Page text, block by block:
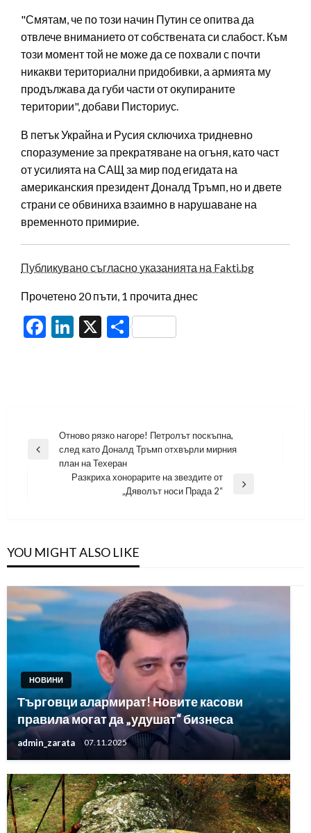
"Смятам, че по този начин Путин се опитва да
отвлече вниманието от собствената си слабост. Към
този момент той не може да се похвали с почти
никакви териториални придобивки, а армията му
продължава да губи части от окупираните
територии", добави Писториус.
В петък Украйна и Русия сключиха тридневно
споразумение за прекратяване на огъня, като част
от усилията на САЩ за мир под егидата на
американския президент Доналд Тръмп, но и двете
страни се обвиниха взаимно в нарушаване на
временното примирие.
Публикувано съгласно указанията на Fakti.bg
Прочетено 20 пъти, 1 прочита днес
Facebook
LinkedIn
X Share
Навигация
Previous
Отново рязко нагоре! Петролът поскъпна,
след като Доналд Тръмп отхвърли мирния
план на Техеран
Разкриха хонорарите на звездите от
„Дяволът носи Прада 2“
YOU MIGHT ALSO LIKE
НОВИНИ
Търговци алармират! Новите касови
правила могат да „удушат“ бизнеса
admin_zarata 07.11.2025